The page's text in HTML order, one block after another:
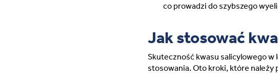
co prowadzi do szybszego
Jak stosować
Skuteczność kwasu salicylowego w
stosowania. Oto kroki, które należy